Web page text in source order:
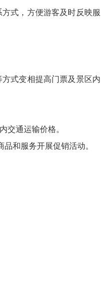
式，方便游客及时反映服
式变相提高门票及景区内
交通运输价格。
和服务开展促销活动。